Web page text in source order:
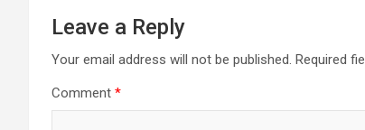
Leave a Reply
Your email address will not be published. Required
Comment *